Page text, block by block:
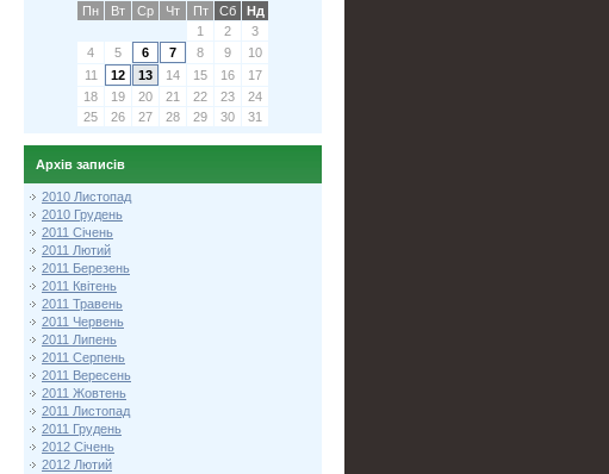
Пн
Вт Ср Чт Пт Сб
Нд
1
2
3
4
5 6 7 8 9
10
11
12 13 14 15 16
17
18
19 20 21 22 23
24
25
26 27 28 29 30 31
Архів записів
2010 Листопад
2010 Грудень
2011 Січень
2011 Лютий
2011 Березень
2011 Квітень
2011 Травень
2011 Червень
2011 Липень
2011 Серпень
2011 Вересень
2011 Жовтень
2011 Листопад
2011 Грудень
2012 Січень
2012 Лютий